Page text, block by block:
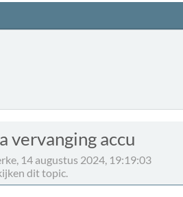
vervanging accu
14 augustus 2024, 19:19:03
dit topic.